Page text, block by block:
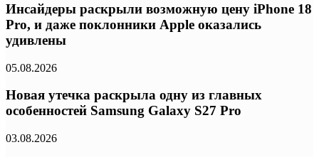
Инсайдеры раскрыли возможную цену iPhone 18
Pro, и даже поклонники Apple оказались
удивлены
05.08.2026
Новая утечка раскрыла одну из главных
особенностей Samsung Galaxy S27 Pro
03.08.2026